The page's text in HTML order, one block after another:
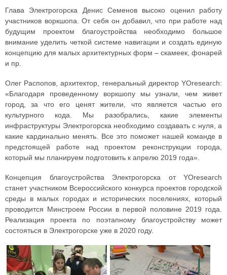
Глава Электрогорска Денис Семенов высоко оценил работу
участников воркшопа. От себя он добавил, что при работе над
будущим проектом благоустройства необходимо большое
внимание уделить четкой системе навигации и создать единую
концепцию для малых архитектурных форм – скамеек, фонарей
и пр.
Олег Распопов, архитектор, генеральный директор YOresearch:
«Благодаря проведенному воркшопу мы узнали, чем живет
город, за что его ценят жители, что является частью его
культурного кода. Мы разобрались, какие элементы
инфраструктуры Электрогорска необходимо создавать с нуля, а
какие кардинально менять. Все это поможет нашей команде в
предстоящей работе над проектом реконструкции города,
который мы планируем подготовить к апрелю 2019 года».
Концепция благоустройства Электрогорска от YOresearch
станет участником Всероссийского конкурса проектов городской
среды в малых городах и исторических поселениях, который
проводится Минстроем России в первой половине 2019 года.
Реализация проекта по поэтапному благоустройству может
состояться в Электрогорске уже в 2020 году.